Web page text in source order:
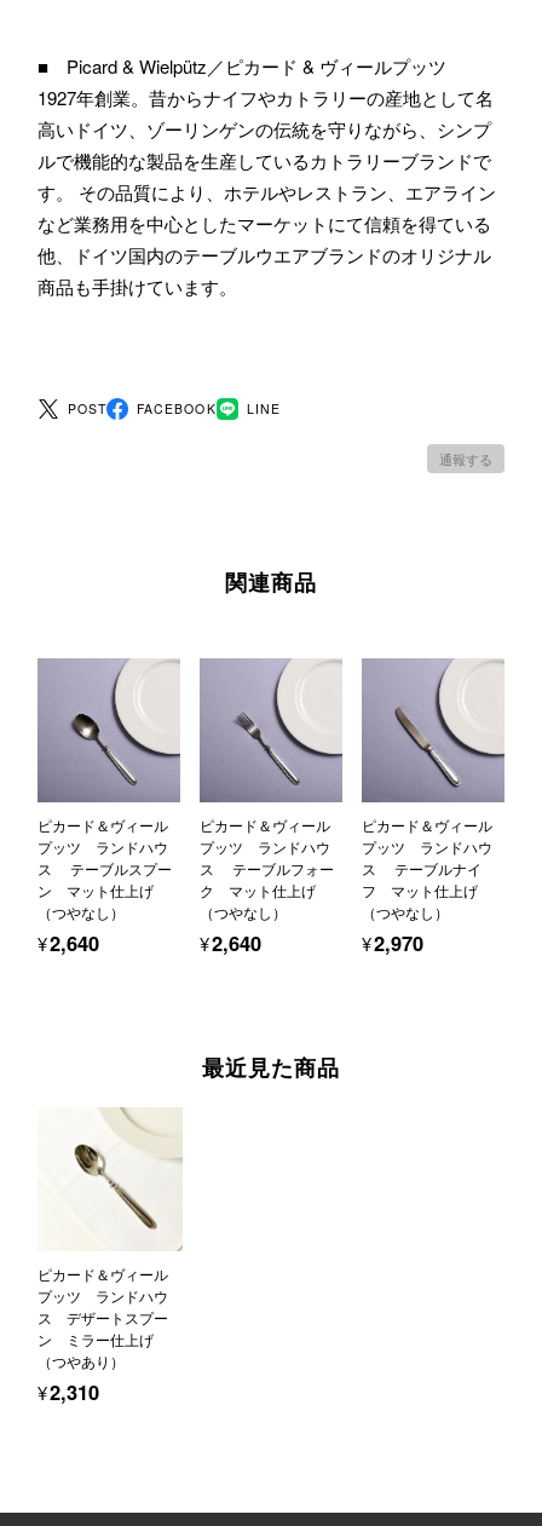
■ Picard & Wielpütz／ピカード & ヴィールプッツ
1927年創業。昔からナイフやカトラリーの産地として名
高いドイツ、ゾーリンゲンの伝統を守りながら、シンプ
ルで機能的な製品を生産しているカトラリーブランドで
す。 その品質により、ホテルやレストラン、エアライン
など業務用を中心としたマーケットにて信頼を得ている
他、ドイツ国内のテーブルウエアブランドのオリジナル
商品も手掛けています。
POST FACEBOOK LINE
通報する
関連商品
ピカード＆ヴィール
プッツ ランドハウ
ス テーブルスプー
ン マット仕上げ
（つやなし）
¥2,640
ピカード＆ヴィール
プッツ ランドハウ
ス テーブルフォー
ク マット仕上げ
（つやなし）
¥2,640
ピカード＆ヴィール
プッツ ランドハウ
ス テーブルナイ
フ マット仕上げ
（つやなし）
¥2,970
最近見た商品
ピカード＆ヴィール
プッツ ランドハウ
ス デザートスプー
ン ミラー仕上げ
（つやあり）
¥2,310